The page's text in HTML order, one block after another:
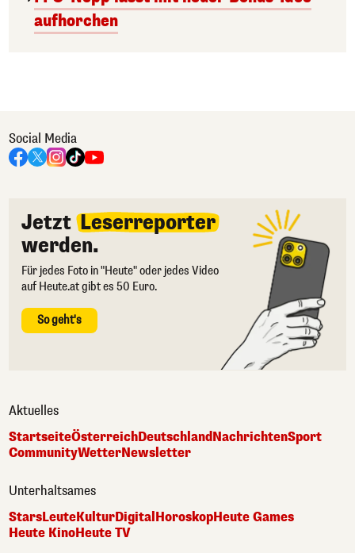
aufhorchen
Social Media
Jetzt Leserreporter
werden.
Für jedes Foto in "Heute" oder jedes Video
auf Heute.at gibt es 50 Euro.
So geht's
Aktuelles
StartseiteÖsterreichDeutschlandNachrichtenSport
CommunityWetterNewsletter
Unterhaltsames
StarsLeuteKulturDigitalHoroskopHeute Games
Heute KinoHeute TV